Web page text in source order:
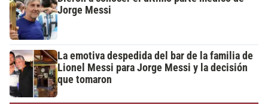
Jorge Messi
La emotiva despedida del bar de la familia de
Lionel Messi para Jorge Messi y la decisión
que tomaron